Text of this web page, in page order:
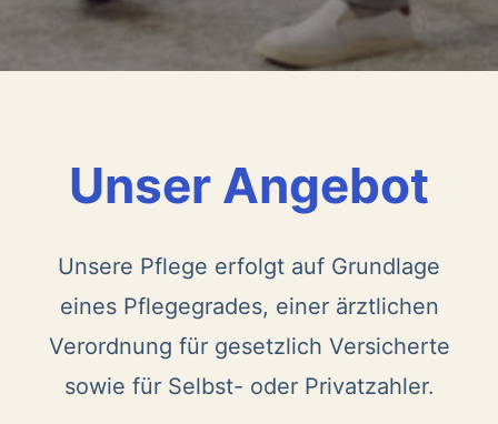
Unser Angebot
Unsere Pflege erfolgt auf Grundlage
eines Pflegegrades, einer ärztlichen
Verordnung für gesetzlich Versicherte
sowie für Selbst- oder Privatzahler.